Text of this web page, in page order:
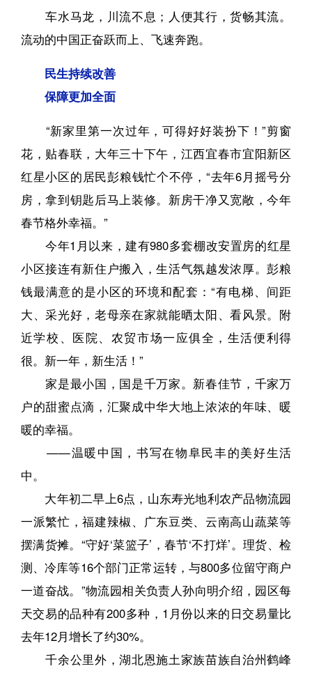
车水马龙，川流不息；人便其行，货畅其流。
流动的中国正奋跃而上、飞速奔跑。
民生持续改善
保障更加全面
“新家里第一次过年，可得好好装扮下！”剪窗
花，贴春联，大年三十下午，江西宜春市宜阳新区
红星小区的居民彭粮钱忙个不停，“去年6月摇号分
房，拿到钥匙后马上装修。新房干净又宽敞，今年
春节格外幸福。”
今年1月以来，建有980多套棚改安置房的红星
小区接连有新住户搬入，生活气氛越发浓厚。彭粮
钱最满意的是小区的环境和配套：“有电梯、间距
大、采光好，老母亲在家就能晒太阳、看风景。附
近学校、医院、农贸市场一应俱全，生活便利得
很。新一年，新生活！”
家是最小国，国是千万家。新春佳节，千家万
户的甜蜜点滴，汇聚成中华大地上浓浓的年味、暖
暖的幸福。
——温暖中国，书写在物阜民丰的美好生活
中。
大年初二早上6点，山东寿光地利农产品物流园
一派繁忙，福建辣椒、广东豆类、云南高山蔬菜等
摆满货摊。“守好‘菜篮子’，春节‘不打烊’。理货、检
测、冷库等16个部门正常运转，与800多位留守商户
一道奋战。”物流园相关负责人孙向明介绍，园区每
天交易的品种有200多种，1月份以来的日交易量比
去年12月增长了约30%。
千余公里外，湖北恩施土家族苗族自治州鹤峰